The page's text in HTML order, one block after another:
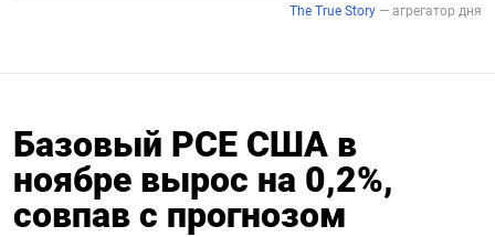
Базовый PCE США в
ноябре вырос на 0,2%,
совпав с прогнозом